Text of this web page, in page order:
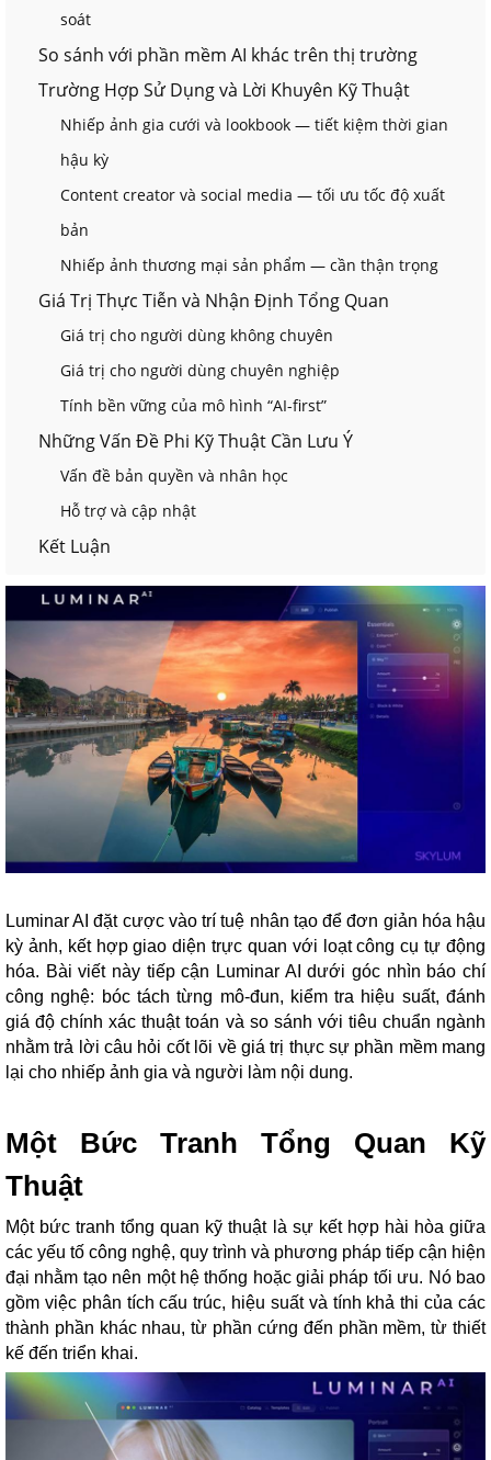
soát
So sánh với phần mềm AI khác trên thị trường
Trường Hợp Sử Dụng và Lời Khuyên Kỹ Thuật
Nhiếp ảnh gia cưới và lookbook — tiết kiệm thời gian
hậu kỳ
Content creator và social media — tối ưu tốc độ xuất
bản
Nhiếp ảnh thương mại sản phẩm — cần thận trọng
Giá Trị Thực Tiễn và Nhận Định Tổng Quan
Giá trị cho người dùng không chuyên
Giá trị cho người dùng chuyên nghiệp
Tính bền vững của mô hình “AI-first”
Những Vấn Đề Phi Kỹ Thuật Cần Lưu Ý
Vấn đề bản quyền và nhân học
Hỗ trợ và cập nhật
Kết Luận
Luminar AI đặt cược vào trí tuệ nhân tạo để đơn giản hóa hậu
kỳ ảnh, kết hợp giao diện trực quan với loạt công cụ tự động
hóa. Bài viết này tiếp cận Luminar AI dưới góc nhìn báo chí
công nghệ: bóc tách từng mô-đun, kiểm tra hiệu suất, đánh
giá độ chính xác thuật toán và so sánh với tiêu chuẩn ngành
nhằm trả lời câu hỏi cốt lõi về giá trị thực sự phần mềm mang
lại cho nhiếp ảnh gia và người làm nội dung.
Một Bức Tranh Tổng Quan Kỹ
Thuật
Một bức tranh tổng quan kỹ thuật là sự kết hợp hài hòa giữa
các yếu tố công nghệ, quy trình và phương pháp tiếp cận hiện
đại nhằm tạo nên một hệ thống hoặc giải pháp tối ưu. Nó bao
gồm việc phân tích cấu trúc, hiệu suất và tính khả thi của các
thành phần khác nhau, từ phần cứng đến phần mềm, từ thiết
kế đến triển khai.